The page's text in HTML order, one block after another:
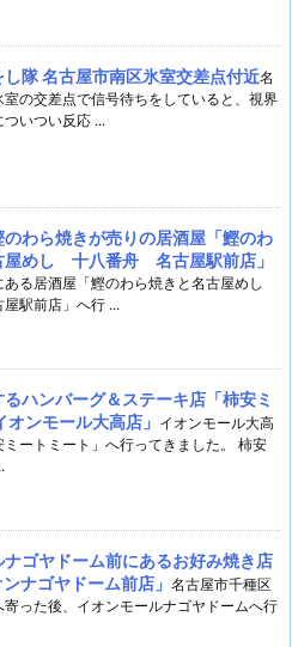
隊 名古屋市南区氷室交差点付近名
の交差点で信号待ちをしていると、視界
いつい反応 ...
わら焼きが売りの居酒屋「鰹のわ
屋めし 十八番舟 名古屋駅前店」
ある居酒屋「鰹のわら焼きと名古屋めし
駅前店」へ行 ...
ハンバーグ＆ステーキ店「柿安ミ
オンモール大高店」 イオンモール大高
ミートミート」へ行ってきました。 柿安
ナゴヤドーム前にあるお好み焼き店
ナゴヤドーム前店」 名古屋市千種区
寄った後、イオンモールナゴヤドームへ行